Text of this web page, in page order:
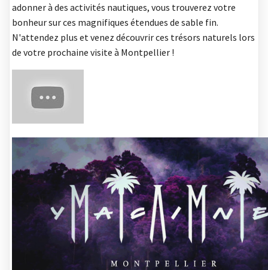
adonner à des activités nautiques, vous trouverez votre
bonheur sur ces magnifiques étendues de sable fin.
N'attendez plus et venez découvrir ces trésors naturels lors
de votre prochaine visite à Montpellier !